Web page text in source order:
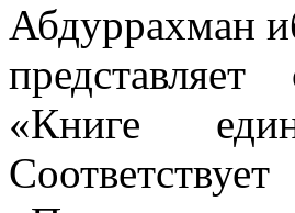
Абдуррахман
«Книге